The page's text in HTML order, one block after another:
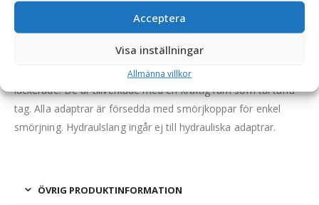
Acceptera
Visa inställningar
Allmänna villkor
Adapter – Schäffer 2000-3000 (maskinsida), SMS/Trima
(redskapssida), hydraulisk låsning
En adapter möjliggör montering av redskap utrustat med
annat fäste än lastarens. Adaptrarna levereras blästrade och
lackerade. De är tillverkade med en kraftig ram som tål tuffa
tag. Alla adaptrar är försedda med smörjkoppar för enkel
smörjning. Hydraulslang ingår ej till hydrauliska adaptrar.
ÖVRIG PRODUKTINFORMATION